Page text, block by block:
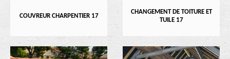
COUVREUR CHARPENTIER 17
CHANGEMENT DE TOITURE ET
TUILE 17